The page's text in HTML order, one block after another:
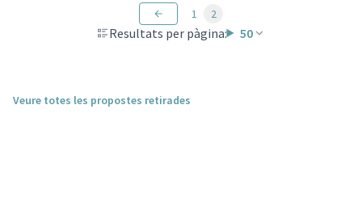
Resultats per pàgina: 50
1 2
Veure totes les propostes retirades